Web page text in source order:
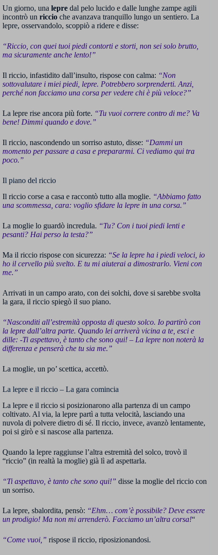
Un giorno, una lepre dal pelo lucido e dalle lunghe zampe agili
incontrò un riccio che avanzava tranquillo lungo un sentiero. La
lepre, osservandolo, scoppiò a ridere e disse:
“Riccio, con quei tuoi piedi contorti e storti, non sei solo brutto,
ma sicuramente anche lento!”
Il riccio, infastidito dall’insulto, rispose con calma: “Non
sottovalutare i miei piedi, lepre. Potrebbero sorprenderti. Anzi,
perché non facciamo una corsa per vedere chi è più veloce?”
La lepre rise ancora più forte. “Tu vuoi correre contro di me? Va
bene! Dimmi quando e dove.”
Il riccio, nascondendo un sorriso astuto, disse: “Dammi un
momento per passare a casa e prepararmi. Ci vediamo qui tra
poco.”
Il piano del riccio
Il riccio corse a casa e raccontò tutto alla moglie. “Abbiamo fatto
una scommessa, cara: voglio sfidare la lepre in una corsa.”
La moglie lo guardò incredula. “Tu? Con i tuoi piedi lenti e
pesanti? Hai perso la testa?”
Ma il riccio rispose con sicurezza: “Se la lepre ha i piedi veloci, io
ho il cervello più svelto. E tu mi aiuterai a dimostrarlo. Vieni con
me.”
Arrivati in un campo arato, con dei solchi, dove si sarebbe svolta
la gara, il riccio spiegò il suo piano.
“Nasconditi all’estremità opposta di questo solco. Io partirò con
la lepre dall’altra parte. Quando lei arriverà vicina a te, esci e
dille: -Ti aspettavo, è tanto che sono qui! – La lepre non noterà la
differenza e penserà che tu sia me.”
La moglie, un po’ scettica, accettò.
La lepre e il riccio – La gara comincia
La lepre e il riccio si posizionarono alla partenza di un campo
coltivato. Al via, la lepre partì a tutta velocità, lasciando una
nuvola di polvere dietro di sé. Il riccio, invece, avanzò lentamente,
poi si girò e si nascose alla partenza.
Quando la lepre raggiunse l’altra estremità del solco, trovò il
“riccio” (in realtà la moglie) già lì ad aspettarla.
“Ti aspettavo, è tanto che sono qui!” disse la moglie del riccio con
un sorriso.
La lepre, sbalordita, pensò: “Ehm… com’è possibile? Deve essere
un prodigio! Ma non mi arrenderò. Facciamo un’altra corsa!“
“Come vuoi,” rispose il riccio, riposizionandosi.